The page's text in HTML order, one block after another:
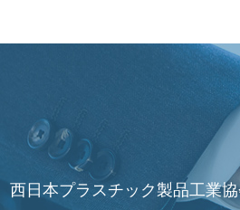
西日本プラスチック製品工業